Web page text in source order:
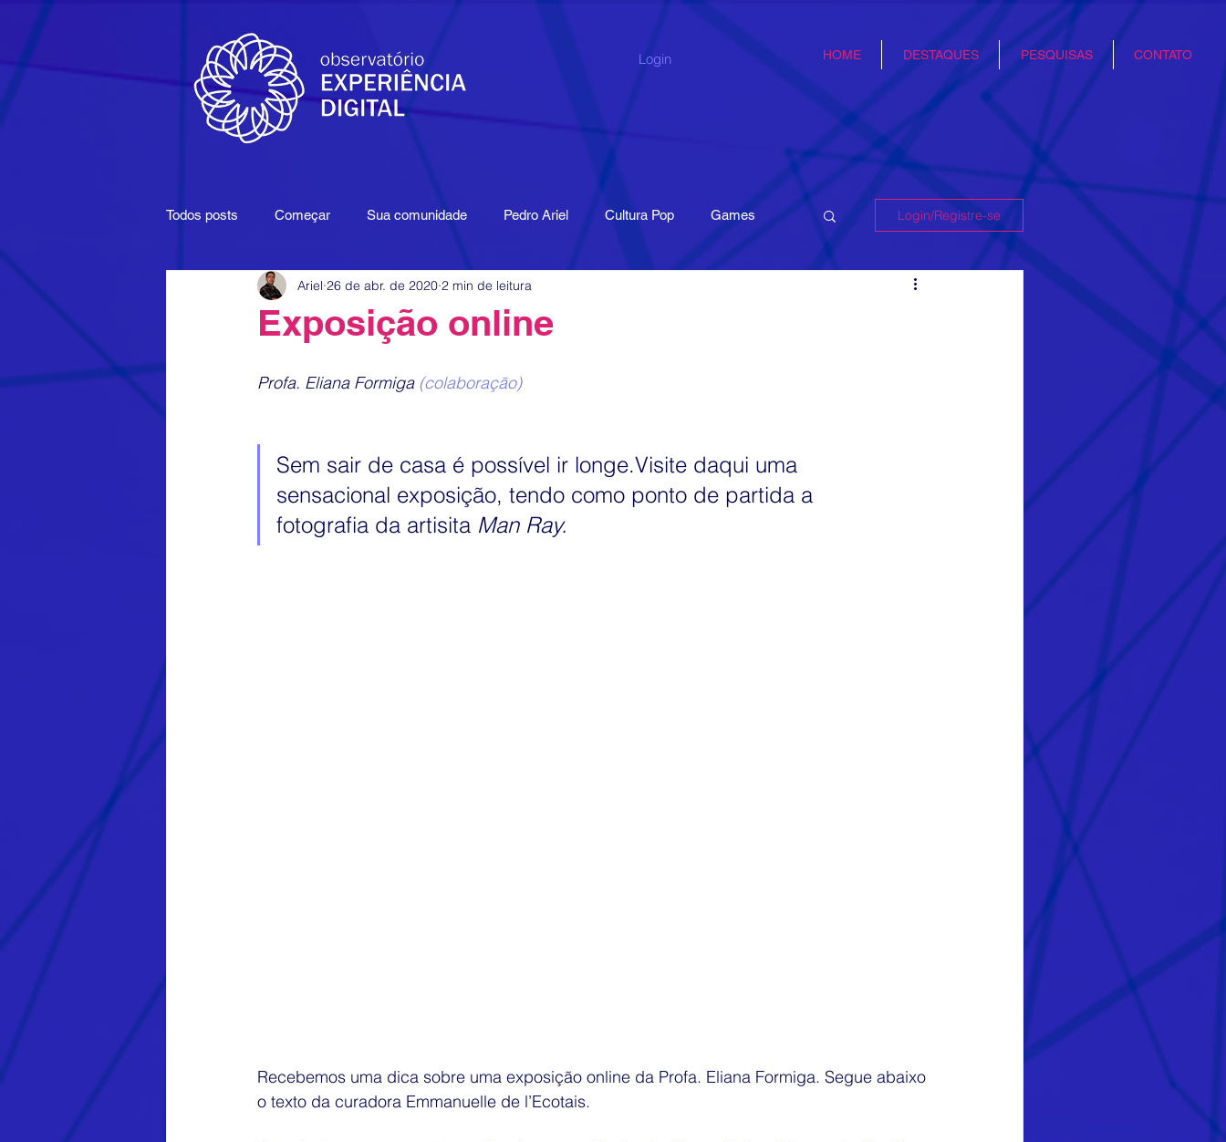
HOME DESTAQUES PESQUISAS CONTATO
Login
Todos posts Começar Sua comunidade Pedro Ariel Cultura Pop Games
Google Maturidade digital Índice
Publicidade e Propaganda ESPWEB Híbrida Pesquisa Economia Criativa
Login/Registre-se
Exposição online
Ariel 26 de abr. de 2020 2 min de leitura
Profa. Eliana Formiga (colaboração)
Sem sair de casa é possível ir longe.Visite daqui uma
sensacional exposição, tendo como ponto de partida a
fotografia da artisita Man Ray.
Recebemos uma dica sobre uma exposição online da Profa. Eliana Formiga. Segue abaixo
o texto da curadora Emmanuelle de l’Ecotais.